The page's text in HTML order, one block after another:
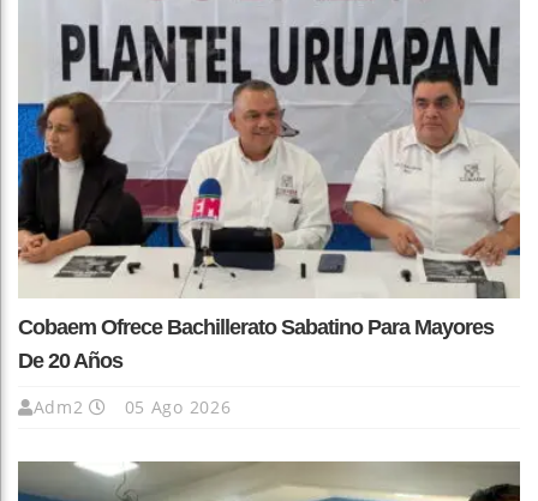
Cobaem Ofrece Bachillerato Sabatino Para Mayores
De 20 Años
Adm2 05 Ago 2026